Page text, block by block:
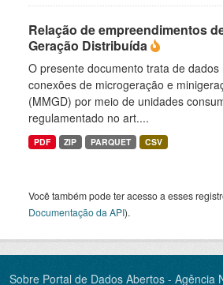
Relação de empreendimentos
Geração Distribuída
O presente documento trata de
conexões de microgeração e
(MMGD) por meio de unidades
regulamentado no art....
PDF ZIP PARQUET CSV
Você também pode ter acesso a esses
Documentação da API).
Sobre Portal de Dados Abertos - Agência